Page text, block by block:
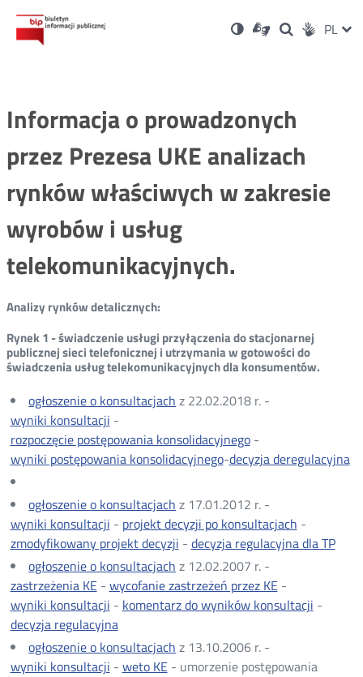
Ustawienia
Wersja
kontrastowa
Dla
niesłyszących
OtwórzOtwórz
w
Otwórz
w
Social PL
Informacja o prowadzonych
przez Prezesa UKE analizach
rynków właściwych w zakresie
wyrobów i usług
telekomunikacyjnych.
Analizy rynków detalicznych:
Rynek 1 - świadczenie usługi przyłączenia do stacjonarnej
publicznej sieci telefonicznej i utrzymania w gotowości do
świadczenia usług telekomunikacyjnych dla konsumentów.
ogłoszenie o konsultacjach z 22.02.2018 r. -
wyniki konsultacji -
rozpoczęcie postępowania konsolidacyjnego-
wyniki postępowania konsolidacyjnego-decyzja deregulacyjna
ogłoszenie o konsultacjach z 17.01.2012 r. -
wyniki konsultacji - projekt decyzji po konsultacjach -
zmodyfikowany projekt decyzji - decyzja regulacyjna dla TP
ogłoszenie o konsultacjach z 12.02.2007 r. -
zastrzeżenia KE - wycofanie zastrzeżeń przez KE -
wyniki konsultacji - komentarz do wyników konsultacji -
decyzja regulacyjna
ogłoszenie o konsultacjach z 13.10.2006 r. -
wyniki konsultacji - weto KE - umorzenie postępowania